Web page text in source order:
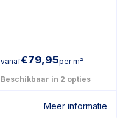
vanaf€79,95per m²
Beschikbaar in 2 opties
Meer informatie